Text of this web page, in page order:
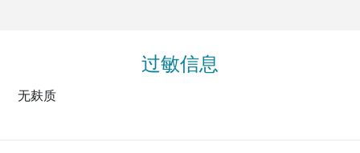
过敏信息
无麸质